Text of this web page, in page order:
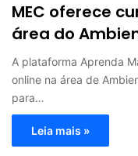
MEC oferece
área do
A plataforma Aprenda
online na área de
para…
Leia mais »